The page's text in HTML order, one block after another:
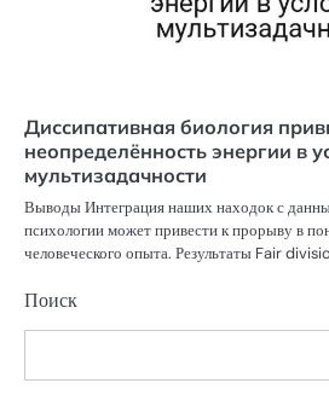
Диссипативная биология
неопределённость энергии в
мультизадачности
Выводы Интеграция наших находок с
психологии может привести к прорыву в
человеческого опыта. Результаты Fair
Поиск